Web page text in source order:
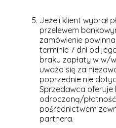
Jeżeli klient wybrał
przelewem
zamówienie
terminie 7 dni od
braku zapłaty w w/
uważa się za
poprzednie nie
Sprzedawca oferuje
odroczoną/
pośrednictwem
partnera.